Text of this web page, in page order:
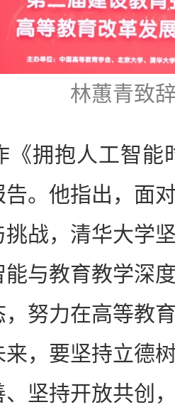
林蕙青致
拥抱人工智能
。他指出，面
战，清华大学
能与教育教学深
，努力在高等教
，要坚持立德
、坚持开放共创